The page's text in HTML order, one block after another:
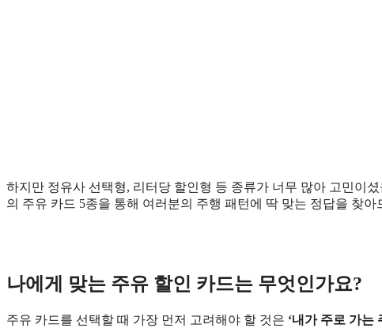
하지만 정유사 선택형, 리터당 할인형 등 종류가 너무 많아 고민이
의 주유 카드 5종을 통해 여러분의 주행 패턴에 딱 맞는 정답을 찾아
나에게 맞는 주유 할인 카드는 무엇인가요?
주유 카드를 선택할 때 가장 먼저 고려해야 할 것은 ‘내가 주로 가는